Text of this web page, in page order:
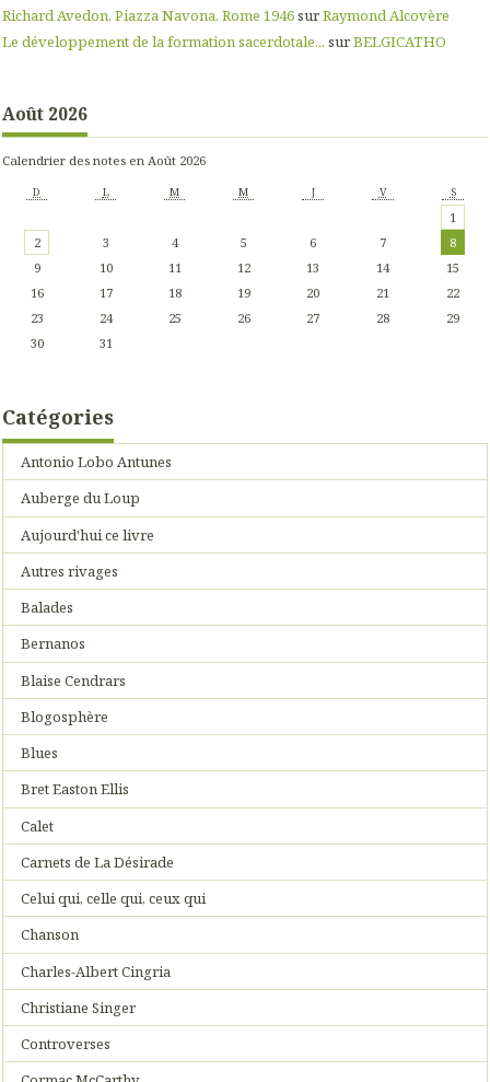
Richard Avedon, Piazza Navona, Rome 1946surRaymond Alcovère
Le développement de la formation sacerdotale... surBELGICATHO
Août 2026
Calendrier des notes en Août 2026
D L M M J V S
1
2
3 4 5 6 7
8
9
10 11 12 13 14
15
16
17 18 19 20 21
22
23
24 25 26 27 28
29
30
31
Catégories
Antonio Lobo Antunes
Auberge du Loup
Aujourd'hui ce livre
Autres rivages
Balades
Bernanos
Blaise Cendrars
Blogosphère
Blues
Bret Easton Ellis
Calet
Carnets de La Désirade
Celui qui, celle qui, ceux qui
Chanson
Charles-Albert Cingria
Christiane Singer
Controverses